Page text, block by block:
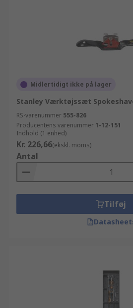
Midlertidigt ikke på lager
Stanley Værktøjssæt
RS-varenummer 555-826
Producentens varenummer 1-12-151
Indhold (1 enhed)
Kr. 226,66(ekskl. moms)
Antal
Tilføj